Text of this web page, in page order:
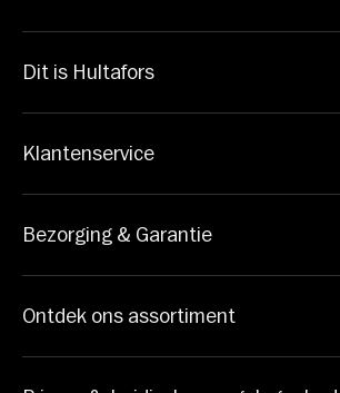
Dit is Hultafors
Klantenservice
Bezorging & Garantie
Ontdek ons assortiment